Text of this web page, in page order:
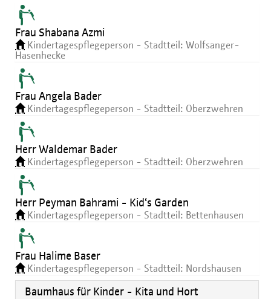
Frau Shabana Azmi
Kindertagespflegeperson - Stadtteil: Wolfsanger-
Hasenhecke
Frau Angela Bader
Kindertagespflegeperson - Stadtteil: Oberzwehren
Herr Waldemar Bader
Kindertagespflegeperson - Stadtteil: Oberzwehren
Herr Peyman Bahrami - Kid‘s Garden
Kindertagespflegeperson - Stadtteil: Bettenhausen
Frau Halime Baser
Kindertagespflegeperson - Stadtteil: Nordshausen
Baumhaus für Kinder - Kita und Hort